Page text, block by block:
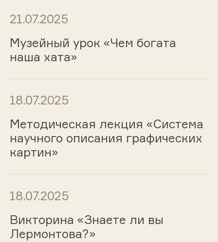
21.07.2025
Музейный урок «Чем богата
наша хата»
18.07.2025
Методическая лекция «Система
научного описания графических
картин»
18.07.2025
Викторина «Знаете ли вы
Лермонтова?»